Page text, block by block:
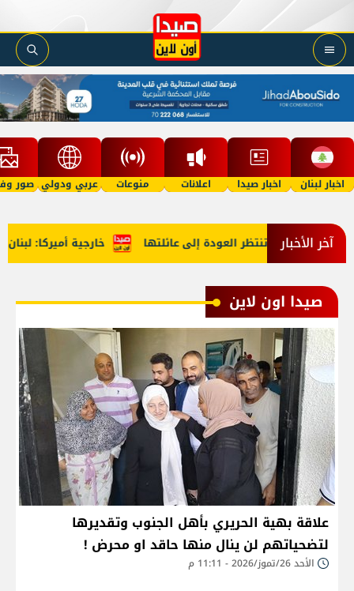
اخبار لبنان اخبار صيدا اعلانات منوعات عربي ودولي صور
آخر الأخبار خارجية أميركا: لبنان وإسرائيل العودة إلى عائلتها
صيدا اون لاين
علاقة بهية الحريري بأهل الجنوب وتقديرها
لتضحياتهم لن ينال منها حاقد او محرض !
الأحد 26/تموز/2026 - 11:11 م